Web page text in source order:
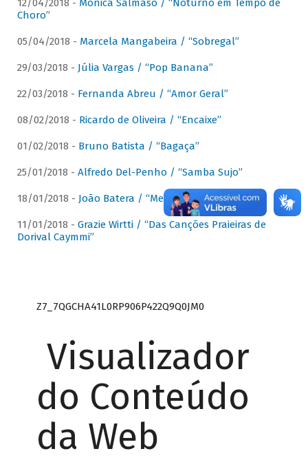
12/04/2018 - Mônica Salmaso / “Noturno em Tempo de
Choro”
05/04/2018 - Marcela Mangabeira / “Sobregal”
29/03/2018 - Júlia Vargas / “Pop Banana”
22/03/2018 - Fernanda Abreu / “Amor Geral”
08/02/2018 - Ricardo de Oliveira / “Encaixe”
01/02/2018 - Bruno Batista / “Bagaça”
25/01/2018 - Alfredo Del-Penho / “Samba Sujo”
18/01/2018 - João Batera / “Meu Pandeiro”
11/01/2018 - Grazie Wirtti / “Das Canções Praieiras de
Dorival Caymmi”
Z7_7QGCHA41L0RP906P422Q9Q0JM0
Visualizador
do Conteúdo
da Web